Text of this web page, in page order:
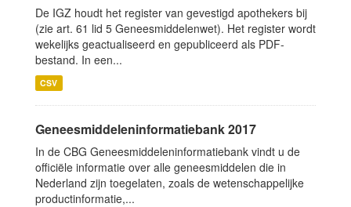
De IGZ houdt het register van gevestigd apothekers bij
(zie art. 61 lid 5 Geneesmiddelenwet). Het register wordt
wekelijks geactualiseerd en gepubliceerd als PDF-
bestand. In een...
CSV
Geneesmiddeleninformatiebank 2017
In de CBG Geneesmiddeleninformatiebank vindt u de
officiële informatie over alle geneesmiddelen die in
Nederland zijn toegelaten, zoals de wetenschappelijke
productinformatie,...